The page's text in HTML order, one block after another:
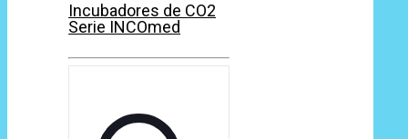
Incubadores de CO2
Serie INCOmed